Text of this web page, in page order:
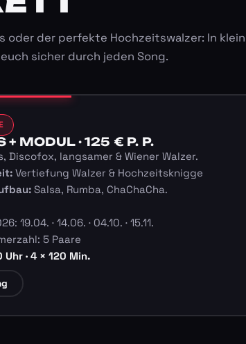
oder der perfekte Hochzeitswalzer: In
sicher durch jeden Song.
+ MODUL · 125 € P. P.
Discofox, langsamer & Wiener Walzer.
Vertiefung Walzer & Hochzeitsknigge
Salsa, Rumba, ChaChaCha.
19.04. · 14.06. · 04.10. · 15.11.
5 Paare
· 4 × 120 Min.